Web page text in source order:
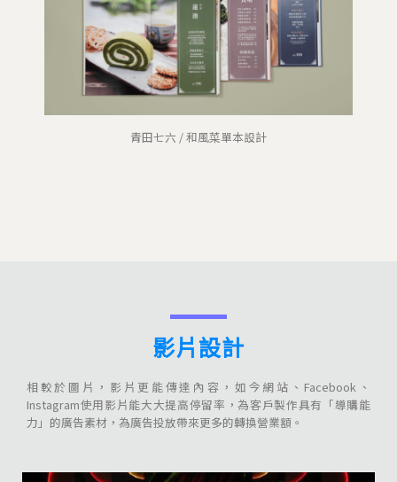
青田七六 / 和風菜單本設計
影片設計
相較於圖片，影片更能傳達內容，如今網站、Facebook、
Instagram使用影片能大大提高停留率，為客戶製作具有「導購能
力」的廣告素材，為廣告投放帶來更多的轉換營業額。